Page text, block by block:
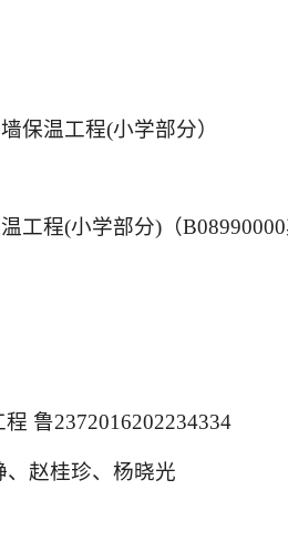
保温工程(小学部分）
工程(小学部分)（
鲁2372016202234334
、赵桂珍、杨晓光